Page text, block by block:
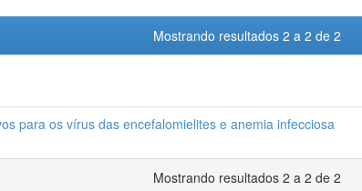
Mostrando resultados 2 a 2 de 2
para os vírus das encefalomielites e anemia infecciosa
Mostrando resultados 2 a 2 de 2